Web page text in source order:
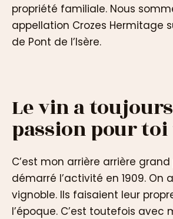
propriété familiale. Nous
appellation Crozes Hermitage
de Pont de l’Isère.
Le vin a
passion pour toi
C’est mon arrière arrière
démarré l’activité en 1909. On
vignoble. Ils faisaient leur
l’époque. C’est toutefois avec